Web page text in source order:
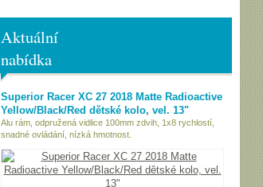
Aktuální
nabídka
Superior Racer XC 27 2018 Matte Radioactive
Yellow/Black/Red dětské kolo, vel. 13"
Alu rám, odpružená vidlice 100mm zdvih, 1x8 rychlostí,
snadné ovládání, nízká hmotnost.